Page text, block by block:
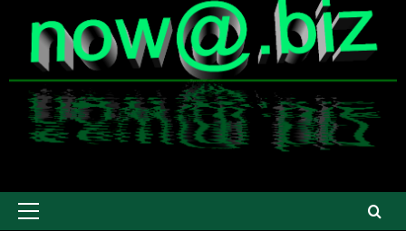
Primäres